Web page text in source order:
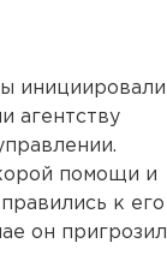
инициировали
агентству
помощи и
к его
он пригрозил